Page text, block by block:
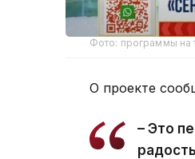
Фото: программы на
О проекте
– Это